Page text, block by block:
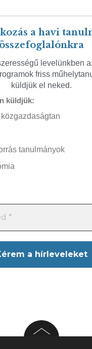
a havi
összefoglalónkra
levelünkben
friss
küldjük el neked.
küldjük:
tanulmányok